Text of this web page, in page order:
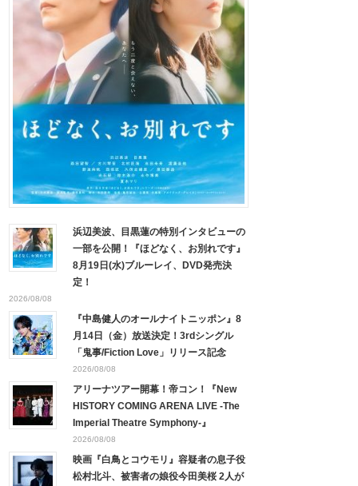
浜辺美波、目黒蓮の特別インタビューの
一部を公開！『ほどなく、お別れです』
8月19日(水)ブルーレイ、DVD発売決
定！
2026/08/08
『中島健人のオールナイトニッポン』8
月14日（金）放送決定！3rdシングル
「鬼事/Fiction Love」リリース記念
2026/08/08
アリーナツアー開幕！帝コン！『New
HISTORY COMING ARENA LIVE -The
Imperial Theatre Symphony-』
2026/08/08
映画『白鳥とコウモリ』容疑者の息子役
松村北斗、被害者の娘役今田美桜 2人が